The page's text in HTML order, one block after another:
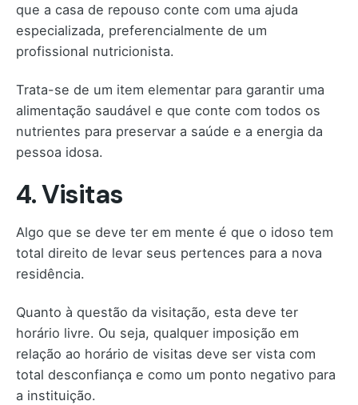
que a casa de repouso conte com uma ajuda
especializada, preferencialmente de um
profissional nutricionista.
Trata-se de um item elementar para garantir uma
alimentação saudável e que conte com todos os
nutrientes para preservar a saúde e a energia da
pessoa idosa.
4. Visitas
Algo que se deve ter em mente é que o idoso tem
total direito de levar seus pertences para a nova
residência.
Quanto à questão da visitação, esta deve ter
horário livre. Ou seja, qualquer imposição em
relação ao horário de visitas deve ser vista com
total desconfiança e como um ponto negativo para
a instituição.